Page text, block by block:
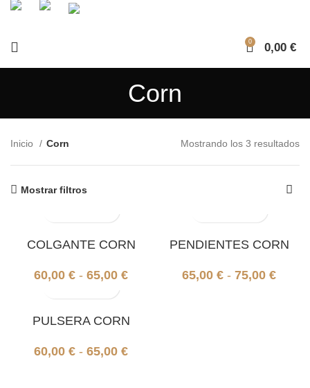
0 0,00 €
Corn
Inicio Corn Mostrando los 3 resultados
Mostrar filtros
COLGANTE CORN
60,00 € - 65,00 €
PENDIENTES CORN
65,00 € - 75,00 €
PULSERA CORN
60,00 € - 65,00 €